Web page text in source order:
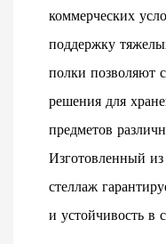
коммерческих
поддержку
полки позволяют
решения для
предметов
Изготовленный
стеллаж
и устойчивость в